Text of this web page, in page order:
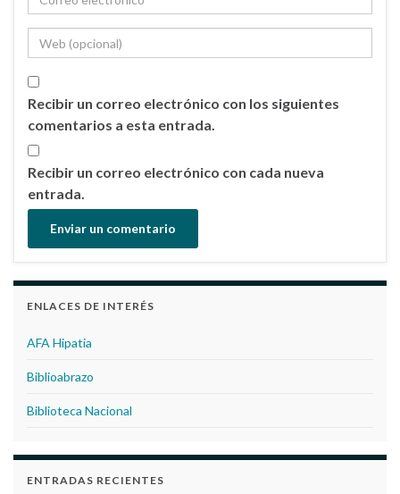
Recibir un correo electrónico con los siguientes
comentarios a esta entrada.
Recibir un correo electrónico con cada nueva
entrada.
ENLACES DE INTERÉS
AFA Hipatia
Biblioabrazo
Biblioteca Nacional
ENTRADAS RECIENTES